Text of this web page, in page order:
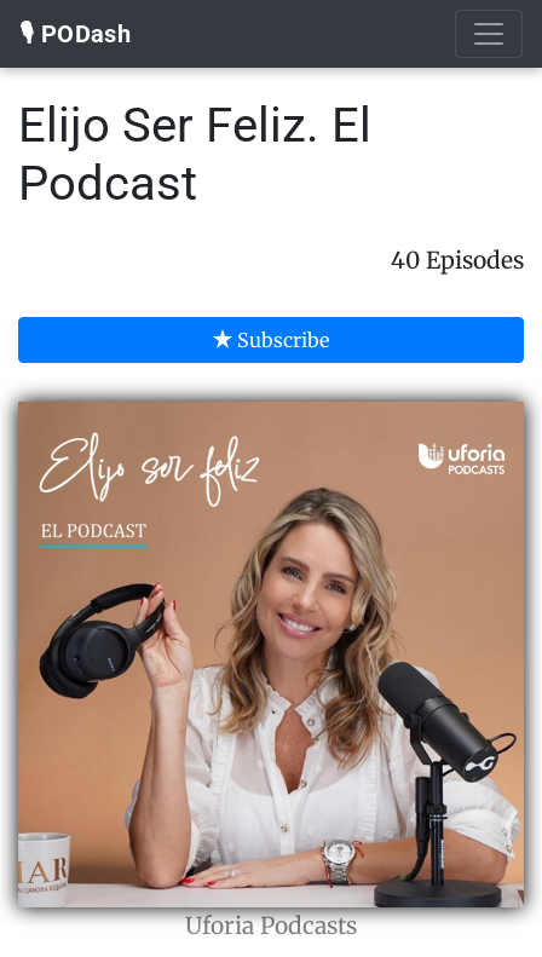
🎙️ PODash
Elijo Ser Feliz. El
Podcast
40 Episodes
Subscribe
Uforia Podcasts